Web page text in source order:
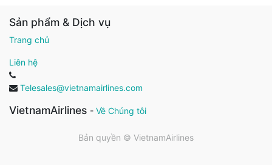
Sản phẩm & Dịch vụ
Trang chủ
Liên hệ
Telesales@vietnamairlines.com
VietnamAirlines - Về Chúng tôi
Bản quyền © VietnamAirlines